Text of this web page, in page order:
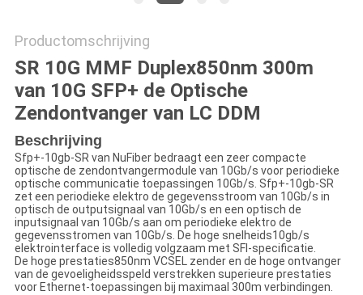
Productomschrijving
SR 10G MMF Duplex850nm 300m
van 10G SFP+ de Optische
Zendontvanger van LC DDM
Beschrijving
Sfp+-10gb-SR van NuFiber bedraagt een zeer compacte
optische de zendontvangermodule van 10Gb/s voor periodieke
optische communicatie toepassingen 10Gb/s. Sfp+-10gb-SR
zet een periodieke elektro de gegevensstroom van 10Gb/s in
optisch de outputsignaal van 10Gb/s en een optisch de
inputsignaal van 10Gb/s aan om periodieke elektro de
gegevensstromen van 10Gb/s. De hoge snelheids10gb/s
elektrointerface is volledig volgzaam met SFI-specificatie.
De hoge prestaties850nm VCSEL zender en de hoge ontvanger
van de gevoeligheidsspeld verstrekken superieure prestaties
voor Ethernet-toepassingen bij maximaal 300m verbindingen.